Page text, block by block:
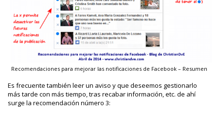
Recomendaciones para mejorar las notificaciones de Facebook – Resumen
Es frecuente también leer un aviso y que deseemos gestionarlo
más tarde con más tiempo, tras recabar información, etc. de ahí
surge la recomendación número 3: